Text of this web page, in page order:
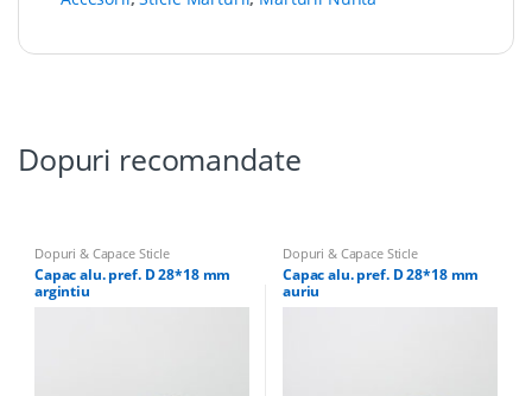
Dopuri recomandate
Dopuri & Capace Sticle
Capac alu. pref. D 28*18 mm
argintiu
Dopuri & Capace Sticle
Capac alu. pref. D 28*18 mm
auriu